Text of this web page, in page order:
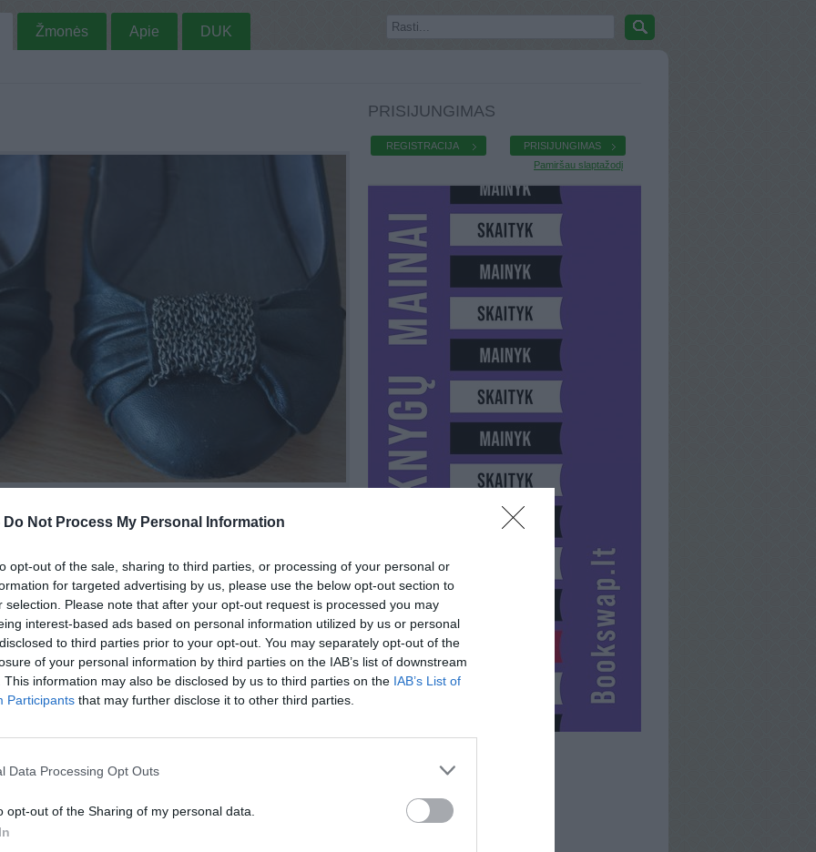
Do Not Process My Personal Information
opt-out of the sale, sharing to third parties, or processing of your personal or
for targeted advertising by us, please use the below opt-out section to
selection. Please note that after your opt-out request is processed you may
interest-based ads based on personal information utilized by us or personal
to third parties prior to your opt-out. You may separately opt-out of the
of your personal information by third parties on the IAB’s list of downstream
This information may also be disclosed by us to third parties on the IAB’s List of
Participants that may further disclose it to other third parties.
Data Processing Opt Outs
opt-out of the Sharing of my personal data.
Žmonės Apie DUK
MIESTASVilnius
Turi
25lt.
0.00 EUR(0 LTL)
PRISIJUNGIMAS
REGISTRACIJA
PRISIJUNGIMAS
Pamiršau slaptažodį
RO:)